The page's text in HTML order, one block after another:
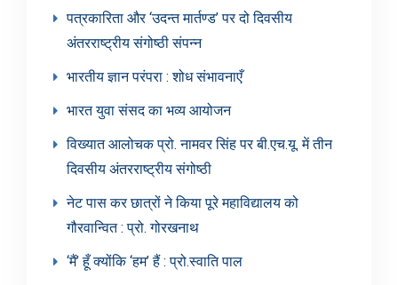
पत्रकारिता और ‘उदन्त मार्तण्ड’ पर दो दिवसीय
अंतरराष्ट्रीय संगोष्ठी संपन्न
भारतीय ज्ञान परंपरा : शोध संभावनाएँ
भारत युवा संसद का भव्य आयोजन
विख्यात आलोचक प्रो. नामवर सिंह पर बी.एच.यू. में तीन
दिवसीय अंतरराष्ट्रीय संगोष्ठी
नेट पास कर छात्रों ने किया पूरे महाविद्यालय को
गौरवान्वित : प्रो. गोरखनाथ
‘मैं’ हूँ क्योंकि ‘हम’ हैं : प्रो.स्वाति पाल